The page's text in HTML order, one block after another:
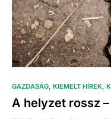
GAZDASÁG KIEMELT HÍREK
A helyzet rossz